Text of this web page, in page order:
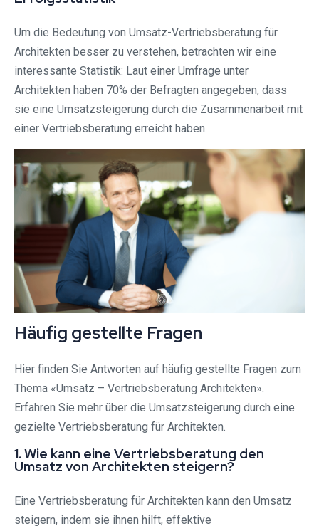
Um die Bedeutung von Umsatz-Vertriebsberatung für
Architekten besser zu verstehen, betrachten wir eine
interessante Statistik: Laut einer Umfrage unter
Architekten haben 70% der Befragten angegeben, dass
sie eine Umsatzsteigerung durch die Zusammenarbeit mit
einer Vertriebsberatung erreicht haben.
Häufig gestellte Fragen
Hier finden Sie Antworten auf häufig gestellte Fragen zum
Thema «Umsatz – Vertriebsberatung Architekten».
Erfahren Sie mehr über die Umsatzsteigerung durch eine
gezielte Vertriebsberatung für Architekten.
1. Wie kann eine Vertriebsberatung den
Umsatz von Architekten steigern?
Eine Vertriebsberatung für Architekten kann den Umsatz
steigern, indem sie ihnen hilft, effektive